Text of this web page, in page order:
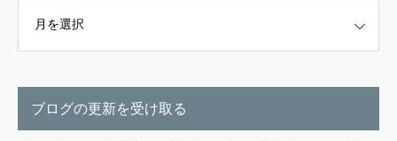
ブログの更新を受け取る